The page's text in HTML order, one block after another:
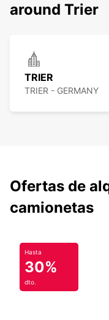
around Trier
TRIER
TRIER - GERMANY
Ofertas de
camionetas
Hasta
30%
dto.